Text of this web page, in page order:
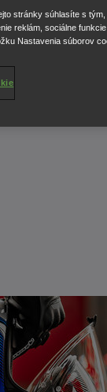
stránky súhlasíte s
reklám, sociálne
Nastavenia súborov